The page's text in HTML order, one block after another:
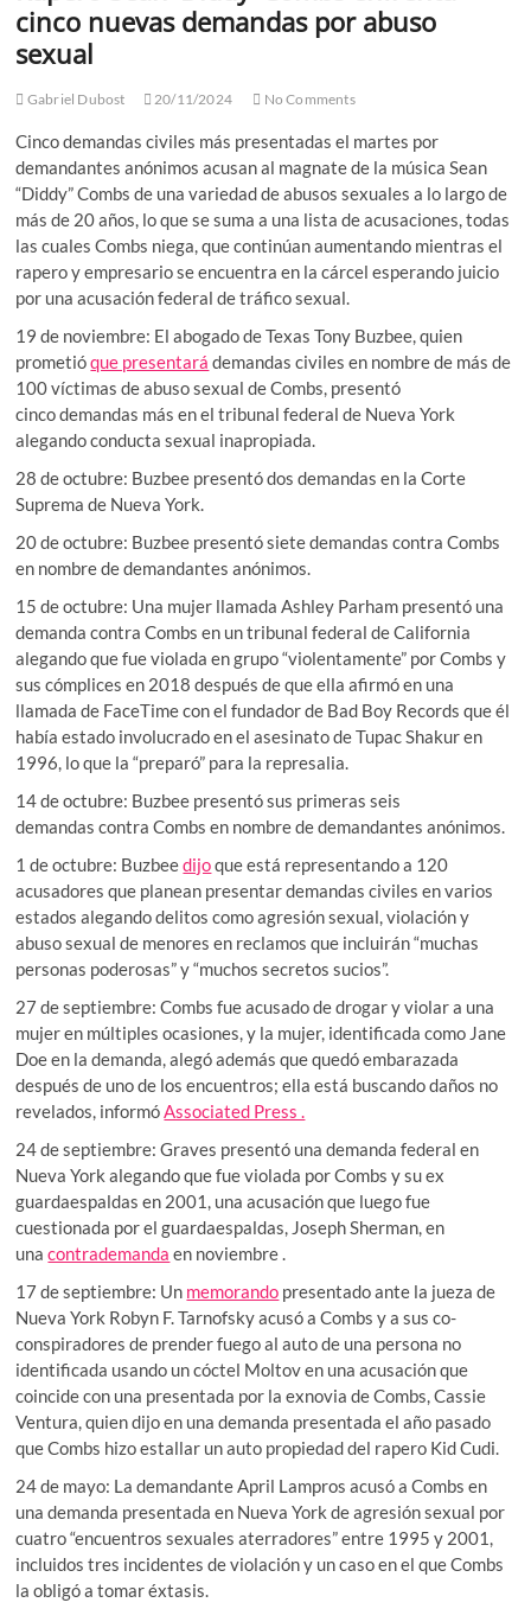
cinco nuevas demandas por abuso
sexual
Gabriel Dubost 20/11/2024 No Comments
Cinco demandas civiles más presentadas el martes por
demandantes anónimos acusan al magnate de la música Sean
“Diddy” Combs de una variedad de abusos sexuales a lo largo de
más de 20 años, lo que se suma a una lista de acusaciones, todas
las cuales Combs niega, que continúan aumentando mientras el
rapero y empresario se encuentra en la cárcel esperando juicio
por una acusación federal de tráfico sexual.
19 de noviembre: El abogado de Texas Tony Buzbee, quien
prometióque presentará demandas civiles en nombre de más de
100 víctimas de abuso sexual de Combs, presentó
cinco demandas más en el tribunal federal de Nueva York
alegando conducta sexual inapropiada.
28 de octubre: Buzbee presentó dos demandas en la Corte
Suprema de Nueva York.
20 de octubre: Buzbee presentó siete demandas contra Combs
en nombre de demandantes anónimos.
15 de octubre: Una mujer llamada Ashley Parham presentó una
demanda contra Combs en un tribunal federal de California
alegando que fue violada en grupo “violentamente” por Combs y
sus cómplices en 2018 después de que ella afirmó en una
llamada de FaceTime con el fundador de Bad Boy Records que él
había estado involucrado en el asesinato de Tupac Shakur en
1996, lo que la “preparó” para la represalia.
14 de octubre: Buzbee presentó sus primeras seis
demandas contra Combs en nombre de demandantes anónimos.
1 de octubre: Buzbeedijoque está representando a 120
acusadores que planean presentar demandas civiles en varios
estados alegando delitos como agresión sexual, violación y
abuso sexual de menores en reclamos que incluirán “muchas
personas poderosas” y “muchos secretos sucios”.
27 de septiembre: Combs fue acusado de drogar y violar a una
mujer en múltiples ocasiones, y la mujer, identificada como Jane
Doe en la demanda, alegó además que quedó embarazada
después de uno de los encuentros; ella está buscando daños no
revelados, informóAssociated Press .
24 de septiembre: Graves presentó una demanda federal en
Nueva York alegando que fue violada por Combs y su ex
guardaespaldas en 2001, una acusación que luego fue
cuestionada por el guardaespaldas, Joseph Sherman, en
unacontrademanda en noviembre .
17 de septiembre: Un memorando presentado ante la jueza de
Nueva York Robyn F. Tarnofsky acusó a Combs y a sus co-
conspiradores de prender fuego al auto de una persona no
identificada usando un cóctel Moltov en una acusación que
coincide con una presentada por la exnovia de Combs, Cassie
Ventura, quien dijo en una demanda presentada el año pasado
que Combs hizo estallar un auto propiedad del rapero Kid Cudi.
24 de mayo: La demandante April Lampros acusó a Combs en
una demanda presentada en Nueva York de agresión sexual por
cuatro “encuentros sexuales aterradores” entre 1995 y 2001,
incluidos tres incidentes de violación y un caso en el que Combs
la obligó a tomar éxtasis.